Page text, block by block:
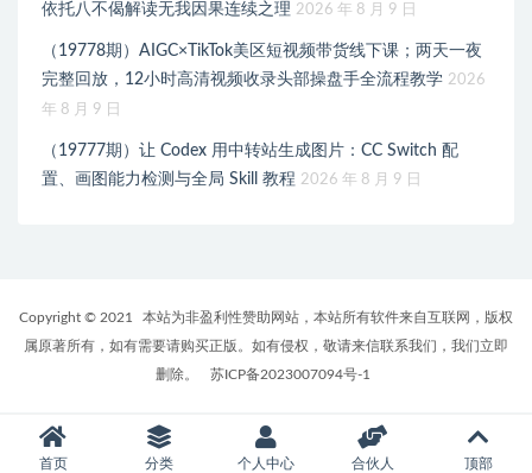
依托八不偈解读无我因果连续之理 2026 年 8 月 9 日
（19778期）AIGC×TikTok美区短视频带货线下课；两天一夜
完整回放，12小时高清视频收录头部操盘手全流程教学 2026
年 8 月 9 日
（19777期）让 Codex 用中转站生成图片：CC Switch 配
置、画图能力检测与全局 Skill 教程 2026 年 8 月 9 日
Copyright © 2021
本站为非盈利性赞助网站，本站所有软件来自互联网，版权
属原著所有，如有需要请购买正版。如有侵权，敬请来信联系我们，我们立即
删除。
苏ICP备2023007094号-1
首页 分类 个人中心 合伙人 顶部